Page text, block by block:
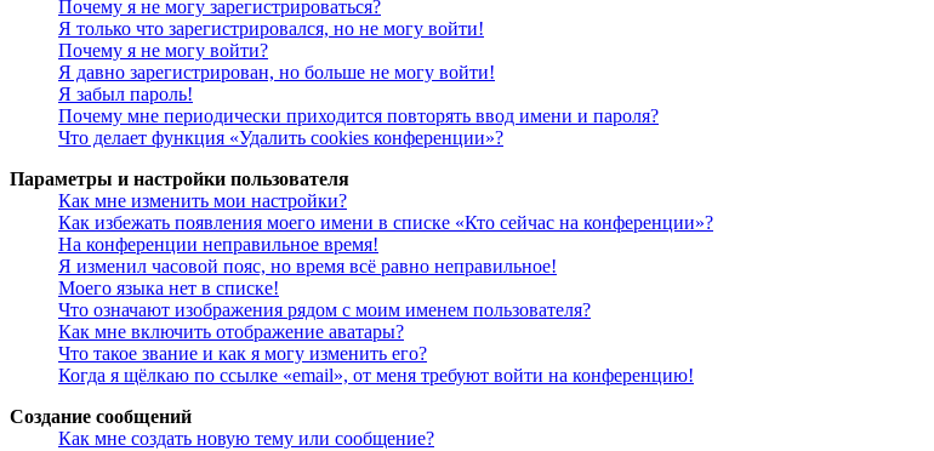
Почему я не могу зарегистрироваться?
Я только что зарегистрировался, но не могу войти!
Почему я не могу войти?
Я давно зарегистрирован, но больше не могу войти!
Я забыл пароль!
Почему мне периодически приходится повторять ввод имени и пароля?
Что делает функция «Удалить cookies конференции»?
Параметры и настройки пользователя
Как мне изменить мои настройки?
Как избежать появления моего имени в списке «Кто сейчас на конференции»?
На конференции неправильное время!
Я изменил часовой пояс, но время всё равно неправильное!
Моего языка нет в списке!
Что означают изображения рядом с моим именем пользователя?
Как мне включить отображение аватары?
Что такое звание и как я могу изменить его?
Когда я щёлкаю по ссылке «email», от меня требуют войти на конференцию!
Создание сообщений
Как мне создать новую тему или сообщение?